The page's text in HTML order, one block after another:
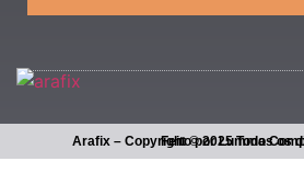
Arafix – Copyright © 2025 Todos os
Feito por Lumma